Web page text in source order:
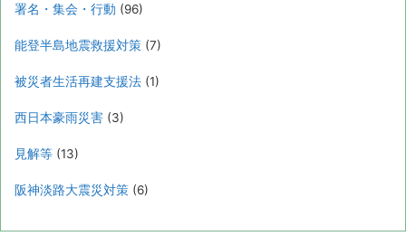
署名・集会・行動 (96)
能登半島地震救援対策 (7)
被災者生活再建支援法 (1)
西日本豪雨災害 (3)
見解等 (13)
阪神淡路大震災対策 (6)